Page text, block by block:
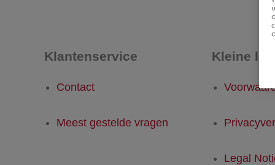
Klantenservice
Contact
Meest gestelde vragen
Kleine
Legal